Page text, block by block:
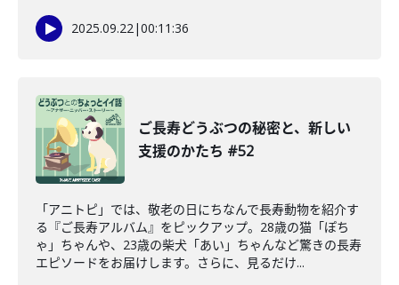
2025.09.22|00:11:36
ご長寿どうぶつの秘密と、新しい
支援のかたち #52
「アニトピ」では、敬老の日にちなんで長寿動物を紹介す
る『ご長寿アルバム』をピックアップ。28歳の猫「ぽち
ゃ」ちゃんや、23歳の柴犬「あい」ちゃんなど驚きの長寿
エピソードをお届けします。さらに、見るだけ...